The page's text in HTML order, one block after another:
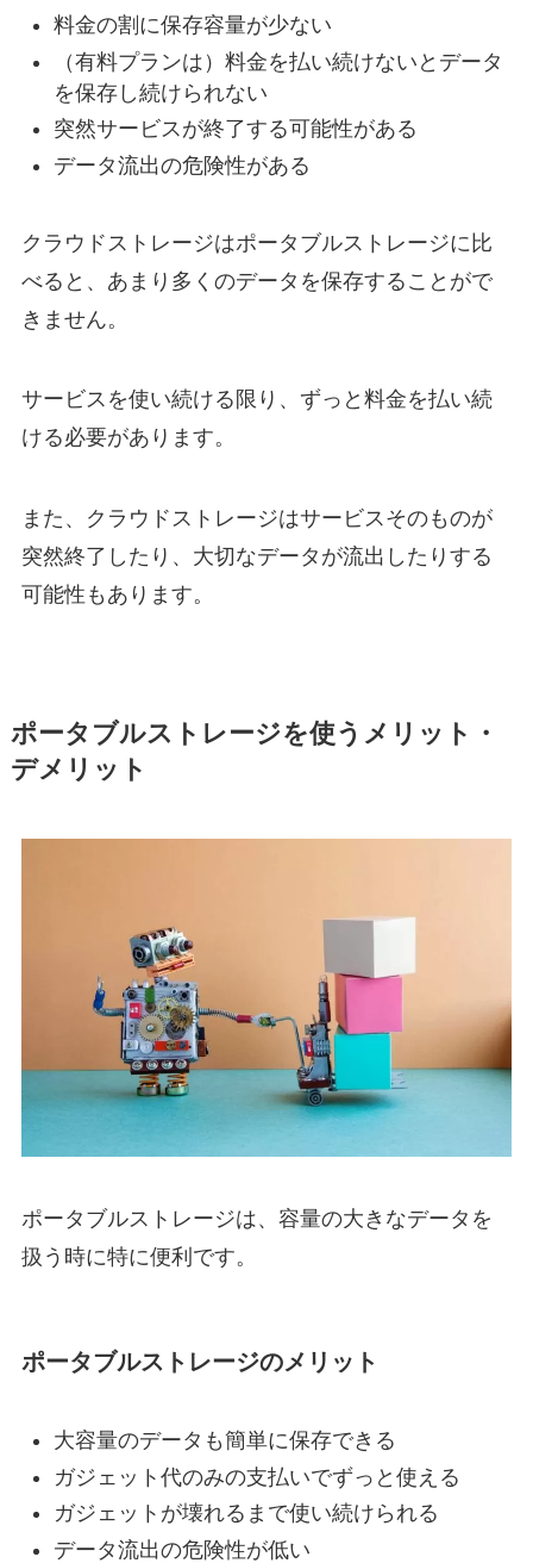
料金の割に保存容量が少ない
（有料プランは）料金を払い続けないとデータ
を保存し続けられない
突然サービスが終了する可能性がある
データ流出の危険性がある
クラウドストレージはポータブルストレージに比
べると、あまり多くのデータを保存することがで
きません。
サービスを使い続ける限り、ずっと料金を払い続
ける必要があります。
また、クラウドストレージはサービスそのものが
突然終了したり、大切なデータが流出したりする
可能性もあります。
ポータブルストレージを使うメリット・
デメリット
ポータブルストレージは、容量の大きなデータを
扱う時に特に便利です。
ポータブルストレージのメリット
大容量のデータも簡単に保存できる
ガジェット代のみの支払いでずっと使える
ガジェットが壊れるまで使い続けられる
データ流出の危険性が低い